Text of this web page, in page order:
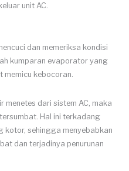
unit AC.
dan memeriksa kondisi
kumparan evaporator yang
kebocoran.
menetes dari sistem AC, maka
Hal ini terkadang
kotor, sehingga menyebabkan
dan terjadinya penurunan